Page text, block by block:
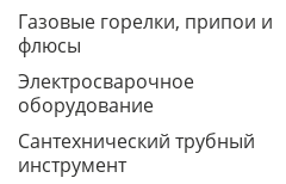
Газовые горелки, припои и
флюсы
Электросварочное
оборудование
Сантехнический трубный
инструмент